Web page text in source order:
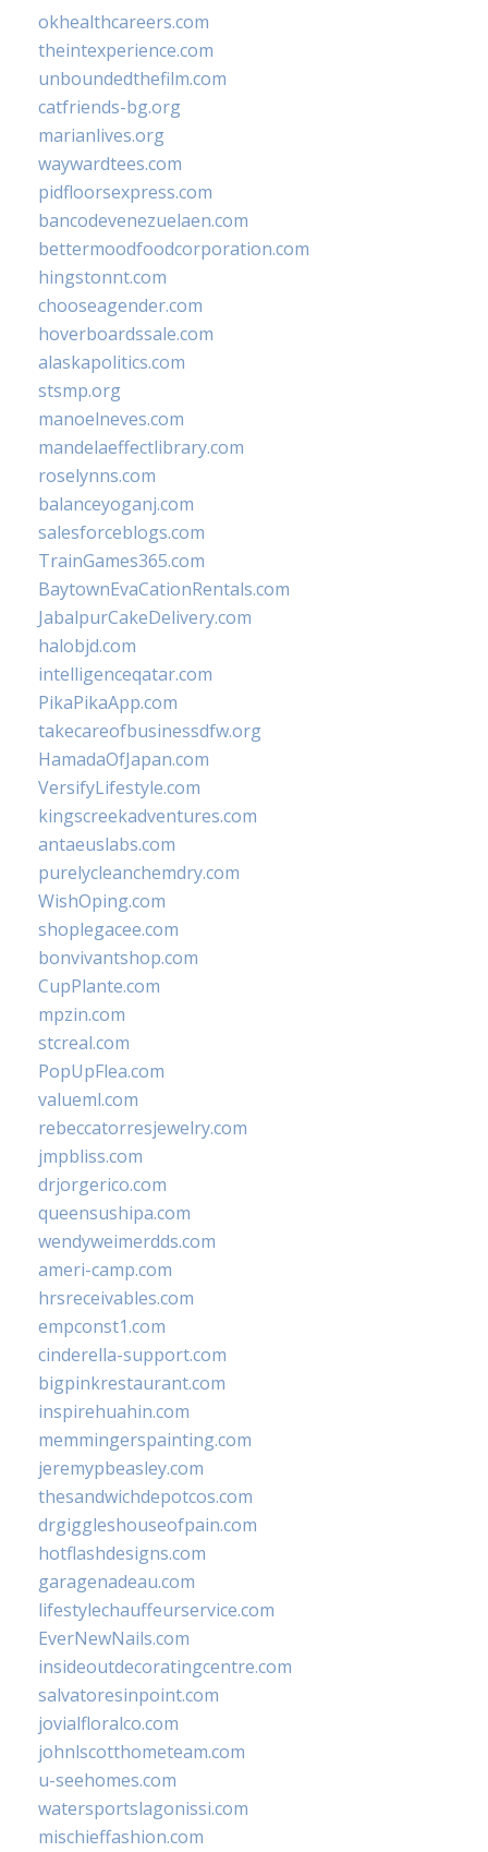
okhealthcareers.com
theintexperience.com
unboundedthefilm.com
catfriends-bg.org
marianlives.org
waywardtees.com
pidfloorsexpress.com
bancodevenezuelaen.com
bettermoodfoodcorporation.com
hingstonnt.com
chooseagender.com
hoverboardssale.com
alaskapolitics.com
stsmp.org
manoelneves.com
mandelaeffectlibrary.com
roselynns.com
balanceyoganj.com
salesforceblogs.com
TrainGames365.com
BaytownEvaCationRentals.com
JabalpurCakeDelivery.com
halobjd.com
intelligenceqatar.com
PikaPikaApp.com
takecareofbusinessdfw.org
HamadaOfJapan.com
VersifyLifestyle.com
kingscreekadventures.com
antaeuslabs.com
purelycleanchemdry.com
WishOping.com
shoplegacee.com
bonvivantshop.com
CupPlante.com
mpzin.com
stcreal.com
PopUpFlea.com
valueml.com
rebeccatorresjewelry.com
jmpbliss.com
drjorgerico.com
queensushipa.com
wendyweimerdds.com
ameri-camp.com
hrsreceivables.com
empconst1.com
cinderella-support.com
bigpinkrestaurant.com
inspirehuahin.com
memmingerspainting.com
jeremypbeasley.com
thesandwichdepotcos.com
drgiggleshouseofpain.com
hotflashdesigns.com
garagenadeau.com
lifestylechauffeurservice.com
EverNewNails.com
insideoutdecoratingcentre.com
salvatoresinpoint.com
jovialfloralco.com
johnlscotthometeam.com
u-seehomes.com
watersportslagonissi.com
mischieffashion.com